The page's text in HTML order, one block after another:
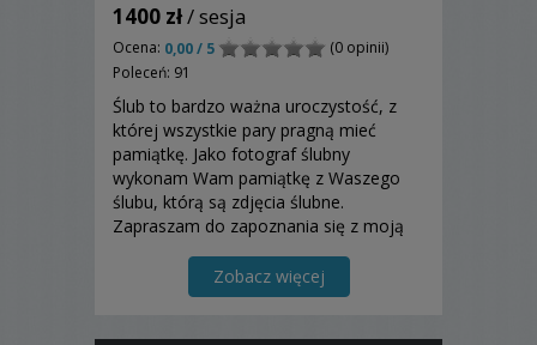
1400 zł/ sesja
Ocena: 0,00 / 5
(0 opinii)
Poleceń: 91
Ślub to bardzo ważna uroczystość, z
której wszystkie pary pragną mieć
pamiątkę. Jako fotograf ślubny
wykonam Wam pamiątkę z Waszego
ślubu, którą są zdjęcia ślubne.
Zapraszam do zapoznania się z moją
Zobacz więcej